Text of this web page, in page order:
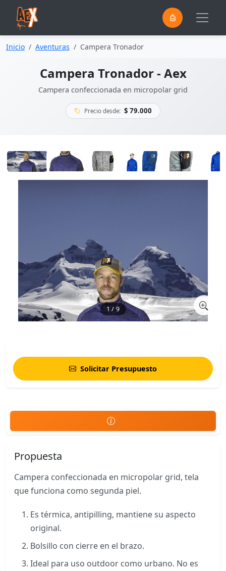
Inicio Aventuras Campera Tronador
Campera Tronador - Aex
Campera confeccionada en micropolar grid
Precio desde: $ 79.000
1 / 9
Solicitar Presupuesto
Propuesta
Campera confeccionada en micropolar grid, tela
que funciona como segunda piel.
Es térmica, antipilling, mantiene su aspecto
original.
Bolsillo con cierre en el brazo.
Ideal para uso outdoor como urbano. No es